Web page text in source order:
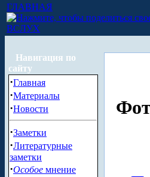
ГЛАВНАЯ
ВСЛУХ
Навигация по
сайту
·Главная
·Материалы
·Новости
·Заметки
·Литературные
заметки
·Особое мнение